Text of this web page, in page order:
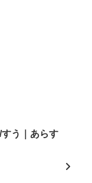
う｜あらす